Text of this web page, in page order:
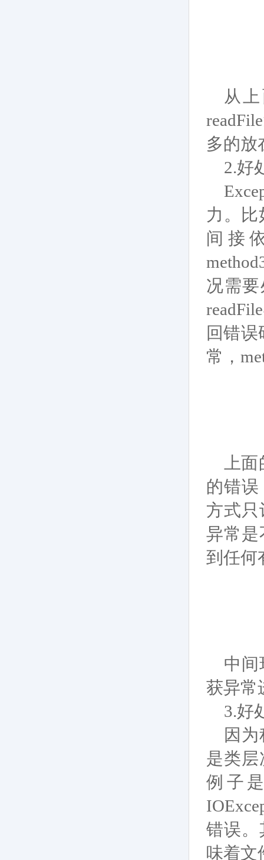
从
多的放
2.好
力。比
间接
况需
回错
常，
上
的错
方式
异常是
到任何
中间
获异常
3.好
因
是类层
例子
错误。
味着文